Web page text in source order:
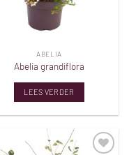
ABELIA
Abelia grandiflora
LEES VERDER